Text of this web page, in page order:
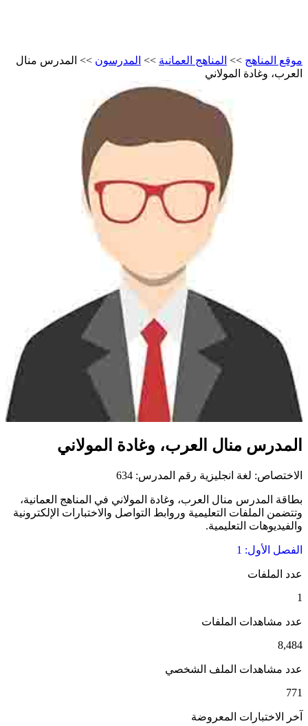
موقع المناهج >> المناهج العمانية >> المدرسون >>
المدرس منال
العرب، وغادة المولاني
المدرس منال العرب، وغادة المولاني
الاختصاص: لغة انجليزية رقم المدرس: 634
بطاقة المدرس منال العرب، وغادة المولاني في المناهج العمانية،
وتتضمن الملفات التعليمية وروابط التواصل والاختبارات الإلكترونية
والفيديوهات التعليمية.
الفصل الأول: 1
عدد الملفات
1
عدد مشاهدات الملفات
8,484
عدد مشاهدات الملف الشخصي
771
آخر الاختبارات المعروضة